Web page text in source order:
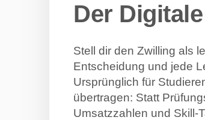
Der
Stell dir den Zwilling als
Entscheidung und jede
Ursprünglich für
übertragen: Statt
Umsatz­zahlen und Skill-